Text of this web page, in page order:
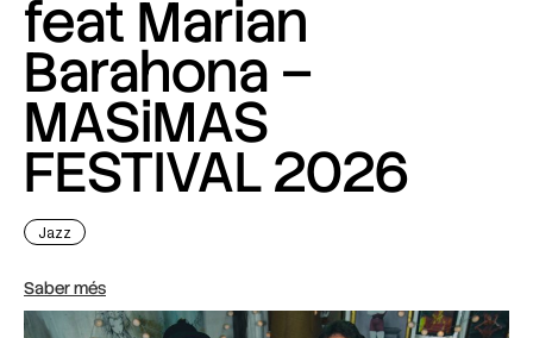
feat Marian
Barahona –
MASiMAS
FESTIVAL 2026
Jazz
Saber més